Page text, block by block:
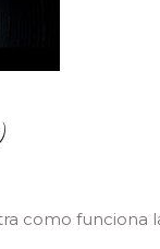
como funciona